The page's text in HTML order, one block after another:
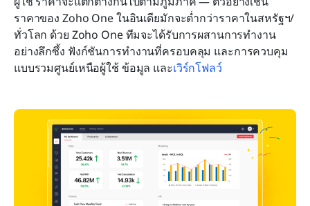
ราคาของ Zoho One ในอินเดียมักจะต่ำกว่าราคาในสหรัฐฯ/
ทั่วโลก ด้วย Zoho One ทีมจะได้รับการผสานการทำงาน
อย่างลึกซึ้ง ฟังก์ชันการทำงานที่ครอบคลุม และการควบคุม
แบบรวมศูนย์เหนือผู้ใช้ ข้อมูล และเวิร์กโฟลว์